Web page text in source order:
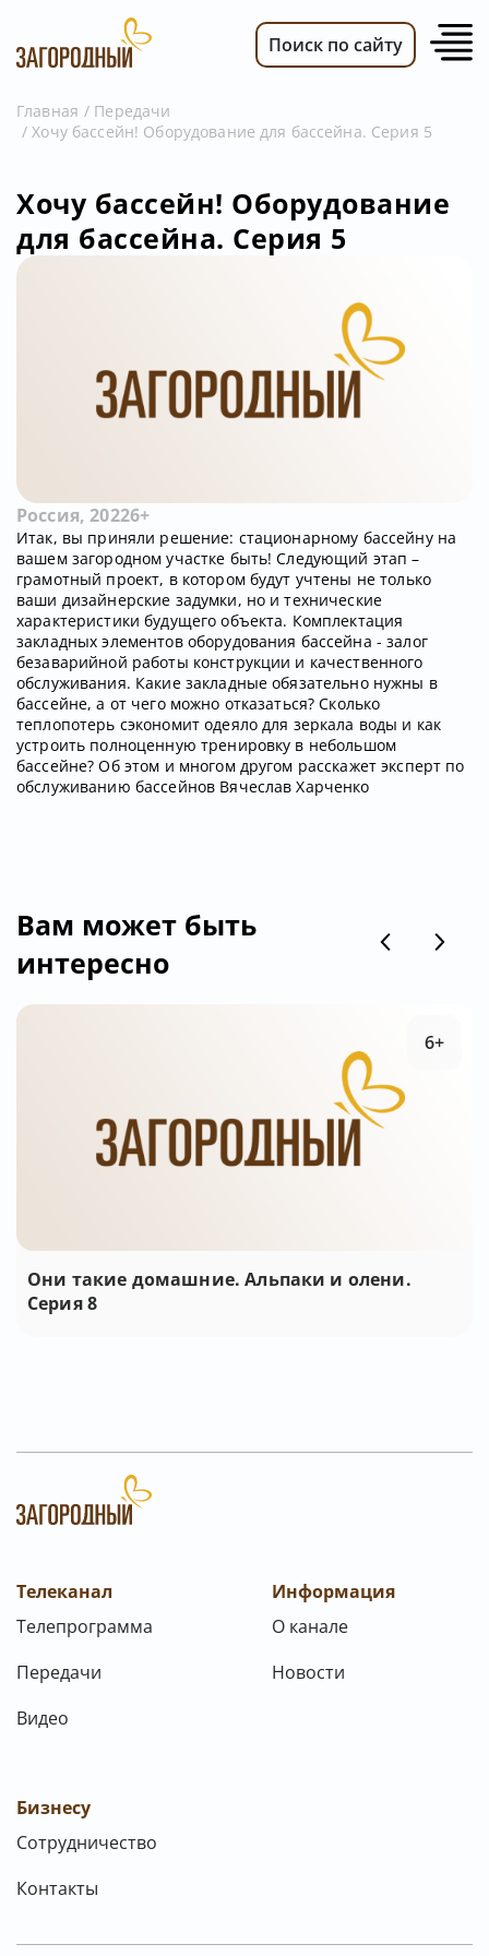
ВИДЕО
ПЕРЕДАЧИ
ТЕЛЕПРОГРАММА
РЕКЛАМОДАТЕЛЯМ
Поиск по сайту
Главная
Передачи
Хочу бассейн! Оборудование для бассейна. Серия 5
Хочу бассейн! Оборудование
для бассейна. Серия 5
Россия, 20226+
Итак, вы приняли решение: стационарному бассейну на
вашем загородном участке быть! Следующий этап –
грамотный проект, в котором будут учтены не только
ваши дизайнерские задумки, но и технические
характеристики будущего объекта. Комплектация
закладных элементов оборудования бассейна - залог
безаварийной работы конструкции и качественного
обслуживания. Какие закладные обязательно нужны в
бассейне, а от чего можно отказаться? Сколько
теплопотерь сэкономит одеяло для зеркала воды и как
устроить полноценную тренировку в небольшом
бассейне? Об этом и многом другом расскажет эксперт по
обслуживанию бассейнов Вячеслав Харченко
Вам может быть
интересно
Они такие домашние. Альпаки и олени.
Серия 8
6+
Телеканал
Телепрограмма
Передачи
Видео
Информация
О канале
Новости
Бизнесу
Сотрудничество
Контакты